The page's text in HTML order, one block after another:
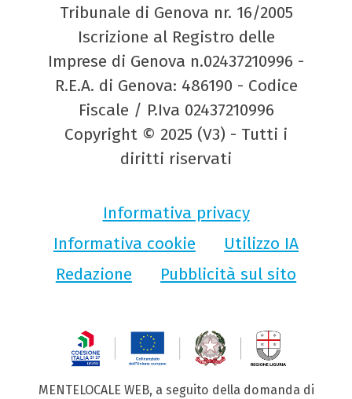
Tribunale di Genova nr. 16/2005
Iscrizione al Registro delle
Imprese di Genova n.02437210996 -
R.E.A. di Genova: 486190 - Codice
Fiscale / P.Iva 02437210996
Copyright © 2025 (V3) - Tutti i
diritti riservati
Informativa privacy
Informativa cookie
Utilizzo IA
Redazione
Pubblicità sul sito
MENTELOCALE WEB, a seguito della domanda di